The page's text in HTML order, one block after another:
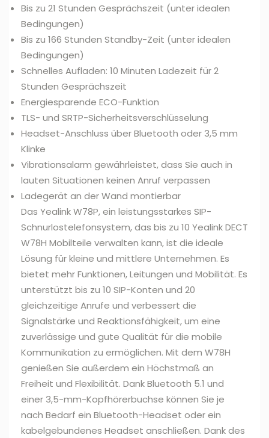
Bis zu 21 Stunden Gesprächszeit (unter idealen
Bedingungen)
Bis zu 166 Stunden Standby-Zeit (unter idealen
Bedingungen)
Schnelles Aufladen: 10 Minuten Ladezeit für 2
Stunden Gesprächszeit
Energiesparende ECO-Funktion
TLS- und SRTP-Sicherheitsverschlüsselung
Headset-Anschluss über Bluetooth oder 3,5 mm
Klinke
Vibrationsalarm gewährleistet, dass Sie auch in
lauten Situationen keinen Anruf verpassen
Ladegerät an der Wand montierbar
Das Yealink W78P, ein leistungsstarkes SIP-
Schnurlostelefonsystem, das bis zu 10 Yealink DECT
W78H Mobilteile verwalten kann, ist die ideale
Lösung für kleine und mittlere Unternehmen. Es
bietet mehr Funktionen, Leitungen und Mobilität. Es
unterstützt bis zu 10 SIP-Konten und 20
gleichzeitige Anrufe und verbessert die
Signalstärke und Reaktionsfähigkeit, um eine
zuverlässige und gute Qualität für die mobile
Kommunikation zu ermöglichen. Mit dem W78H
genießen Sie außerdem ein Höchstmaß an
Freiheit und Flexibilität. Dank Bluetooth 5.1 und
einer 3,5-mm-Kopfhörerbuchse können Sie je
nach Bedarf ein Bluetooth-Headset oder ein
kabelgebundenes Headset anschließen. Dank des